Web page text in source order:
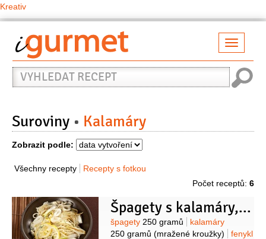
Kreativ
Vyhledat
recept
Suroviny Kalamáry
Zobrazit podle:
Všechny recepty
Recepty s fotkou
Počet receptů: 6
Špagety s kalamáry, fenyklem a paprikou
Suroviny
špagety 250 gramů
kalamáry
250 gramů (mražené kroužky)
fenykl